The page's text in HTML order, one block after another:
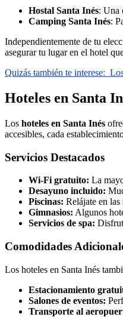
Hostal Santa Inés: Una
Camping Santa Inés:
Independientemente de tu
asegurar tu lugar en el hotel
Quizás también te interese:
Hoteles en Santa
Los hoteles en Santa Inés
accesibles, cada
Servicios Destacados
Wi-Fi gratuito: La
Desayuno incluido:
Piscinas: Relájate en
Gimnasios: Algunos
Servicios de spa:
Comodidades
Los hoteles en Santa Inés
Estacionamiento
Salones de eventos:
Transporte al